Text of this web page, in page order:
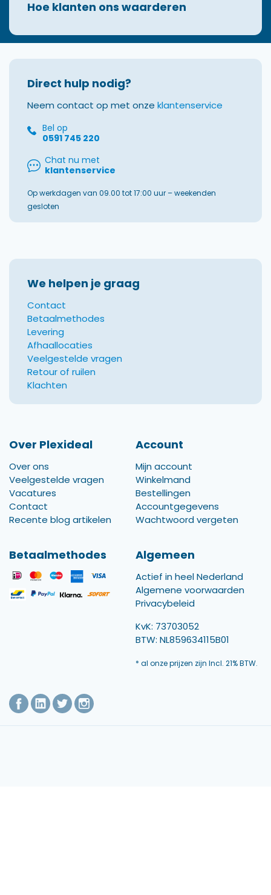
Hoe klanten ons waarderen
Direct hulp nodig?
Neem contact op met onze klantenservice
Bel op
0591 745 220
Chat nu met
klantenservice
Op werkdagen van 09.00 tot 17:00 uur – weekenden
gesloten
We helpen je graag
Contact
Betaalmethodes
Levering
Afhaallocaties
Veelgestelde vragen
Retour of ruilen
Klachten
Over Plexideal
Over ons
Veelgestelde vragen
Vacatures
Contact
Recente blog artikelen
Account
Mijn account
Winkelmand
Bestellingen
Accountgegevens
Wachtwoord vergeten
Betaalmethodes Algemeen
Actief in heel Nederland
Algemene voorwaarden
Privacybeleid
KvK: 73703052
BTW: NL859634115B01
* al onze prijzen zijn Incl. 21% BTW.